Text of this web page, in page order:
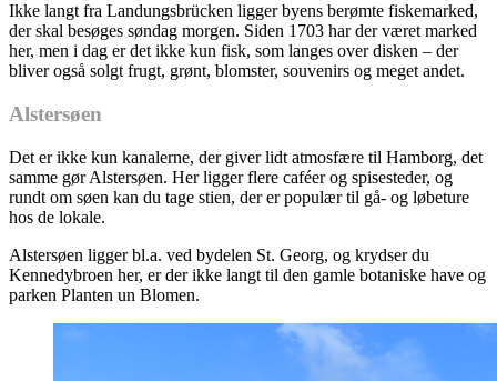
Ikke langt fra Landungsbrücken ligger byens berømte fiskemarked,
der skal besøges søndag morgen. Siden 1703 har der været marked
her, men i dag er det ikke kun fisk, som langes over disken – der
bliver også solgt frugt, grønt, blomster, souvenirs og meget andet.
Alstersøen
Det er ikke kun kanalerne, der giver lidt atmosfære til Hamborg, det
samme gør Alstersøen. Her ligger flere caféer og spisesteder, og
rundt om søen kan du tage stien, der er populær til gå- og løbeture
hos de lokale.
Alstersøen ligger bl.a. ved bydelen St. Georg, og krydser du
Kennedybroen her, er der ikke langt til den gamle botaniske have og
parken Planten un Blomen.